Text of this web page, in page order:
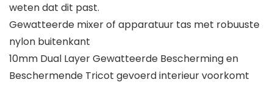
weten dat dit past.
Gewatteerde mixer of apparatuur tas met robuuste
nylon buitenkant
10mm Dual Layer Gewatteerde Bescherming en
Beschermende Tricot gevoerd interieur voorkomt